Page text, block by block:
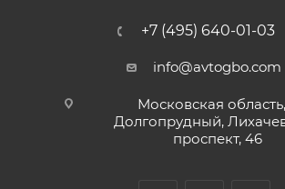
+7 (495) 640-01-03
info@avtogbo.com
Московская область,
Долгопрудный,
проспект, 46